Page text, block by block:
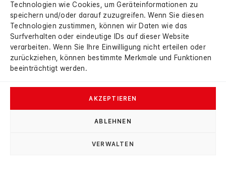
Technologien wie Cookies, um Geräteinformationen zu
speichern und/oder darauf zuzugreifen. Wenn Sie diesen
Technologien zustimmen, können wir Daten wie das
Surfverhalten oder eindeutige IDs auf dieser Website
verarbeiten. Wenn Sie Ihre Einwilligung nicht erteilen oder
zurückziehen, können bestimmte Merkmale und Funktionen
beeinträchtigt werden.
AKZEPTIEREN
ABLEHNEN
VERWALTEN